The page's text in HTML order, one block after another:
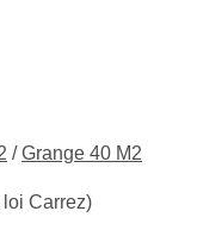
/Grange 40 M2
Carrez)